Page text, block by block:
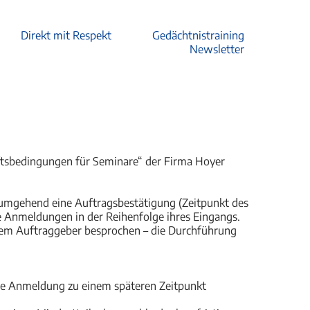
Direkt mit Respekt
Gedächtnistraining
Newsletter
für Seminare“ der Firma Hoyer
eine Auftragsbestätigung (Zeitpunkt des
in der Reihenfolge ihres Eingangs.
Auftraggeber besprochen – die Durchführung
Anmeldung zu einem späteren Zeitpunkt